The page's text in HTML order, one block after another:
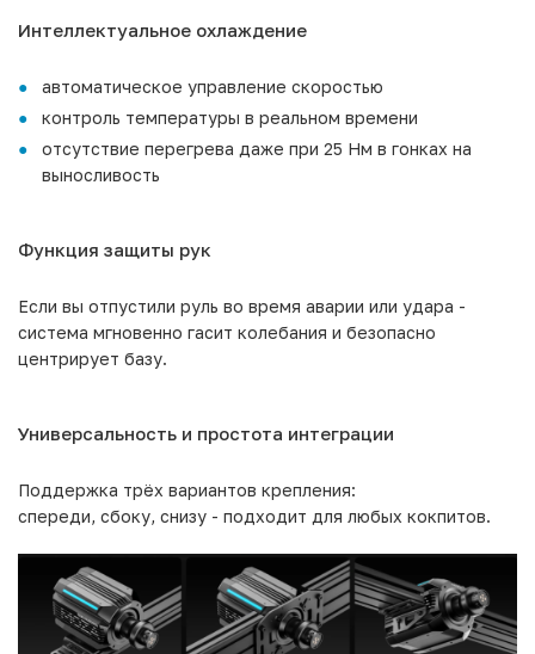
Интеллектуальное охлаждение
автоматическое управление скоростью
контроль температуры в реальном времени
отсутствие перегрева даже при 25 Нм в гонках на
выносливость
Функция защиты рук
Если вы отпустили руль во время аварии или удара -
система мгновенно гасит колебания и безопасно
центрирует базу.
Универсальность и простота интеграции
Поддержка трёх вариантов крепления:
спереди, сбоку, снизу - подходит для любых кокпитов.